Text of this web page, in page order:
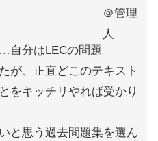
自分はLECの問題
が、正直どこのテキスト
をキッチリやれば受かり
と思う過去問題集を選ん